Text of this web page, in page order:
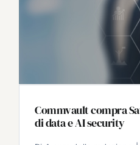
Commvault compra
di data e AI security